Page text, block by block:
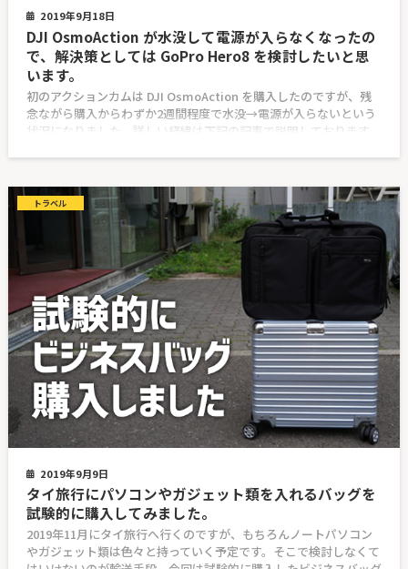
2019年9月18日
DJI OsmoAction が水没して電源が入らなくなったの
で、解決策としては GoPro Hero8 を検討したいと思
います。
初のアクションカムは DJI OsmoAction を購入したのですが、残
念ながら購入からわずか2週間程度で水没→電源が入らないという
状況になりました。詳しい経緯は下記の記事で説明しております
トラベル
2019年9月9日
タイ旅行にパソコンやガジェット類を入れるバッグを
試験的に購入してみました。
2019年11月にタイ旅行へ行くのですが、もちろんノートパソコン
やガジェット類は色々と持っていく予定です。そこで検討しなくて